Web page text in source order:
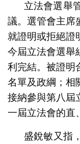
立法會選舉
議。選管會主席
就證明或拒絕證
今屆立法會選舉
利完結。被證明
名單及政綱；相
接納參與第八屆
一屆立法會的直
盛銳敏又指